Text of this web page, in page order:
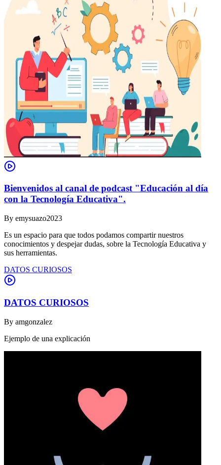
Bienvenidos al canal de podcast "Educación al día
con la Tecnología Educativa".
By emysuazo2023
Es un espacio para que todos podamos compartir nuestros
conocimientos y despejar dudas, sobre la Tecnología Educativa y
sus herramientas.
DATOS CURIOSOS
DATOS CURIOSOS
By amgonzalez
Ejemplo de una explicación